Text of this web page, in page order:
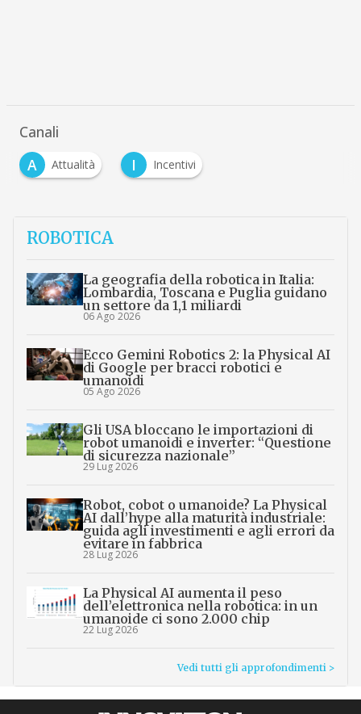
Canali
A
Attualità I Incentivi
ROBOTICA
La geografia della robotica in Italia:
Lombardia, Toscana e Puglia guidano
un settore da 1,1 miliardi
06 Ago 2026
Ecco Gemini Robotics 2: la Physical AI
di Google per bracci robotici e
umanoidi
05 Ago 2026
Gli USA bloccano le importazioni di
robot umanoidi e inverter: “Questione
di sicurezza nazionale”
29 Lug 2026
Robot, cobot o umanoide? La Physical
AI dall’hype alla maturità industriale:
guida agli investimenti e agli errori da
evitare in fabbrica
28 Lug 2026
La Physical AI aumenta il peso
dell’elettronica nella robotica: in un
umanoide ci sono 2.000 chip
22 Lug 2026
Vedi tutti gli approfondimenti >